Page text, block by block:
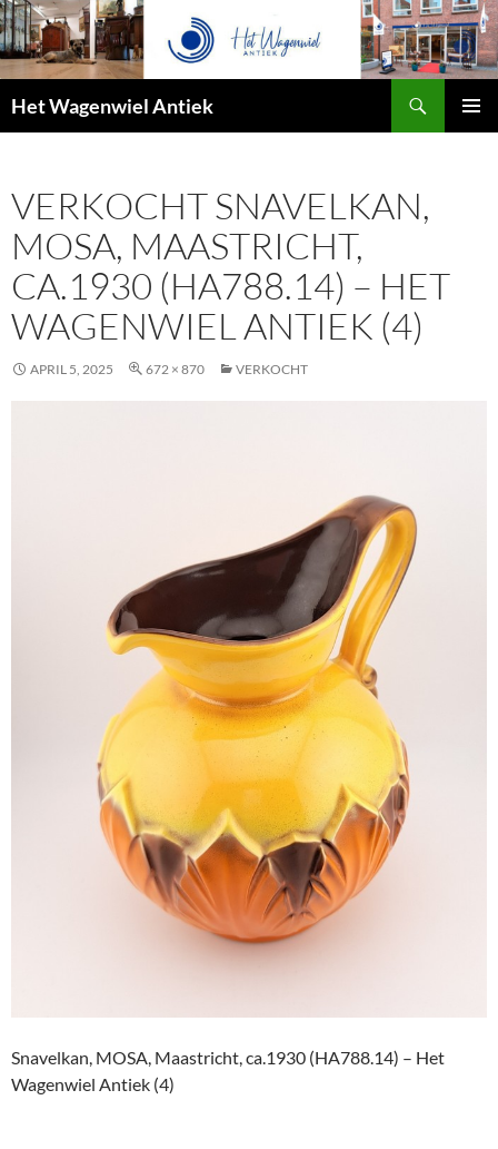
Het Wagenwiel Antiek
VERKOCHT SNAVELKAN,
MOSA, MAASTRICHT,
CA.1930 (HA788.14) – HET
WAGENWIEL ANTIEK (4)
APRIL 5, 2025 672 × 870 VERKOCHT
Snavelkan, MOSA, Maastricht, ca.1930 (HA788.14) – Het
Wagenwiel Antiek (4)